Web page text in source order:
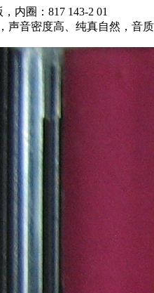
全部楼层
阅读模式
内圈：817 143-2 01
声音密度高、纯真自然，音